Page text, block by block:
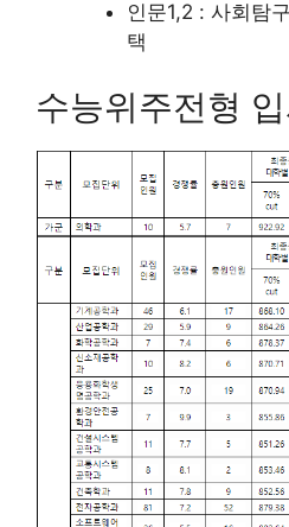
인문1,2 : 사회탐
택
수능위주전형